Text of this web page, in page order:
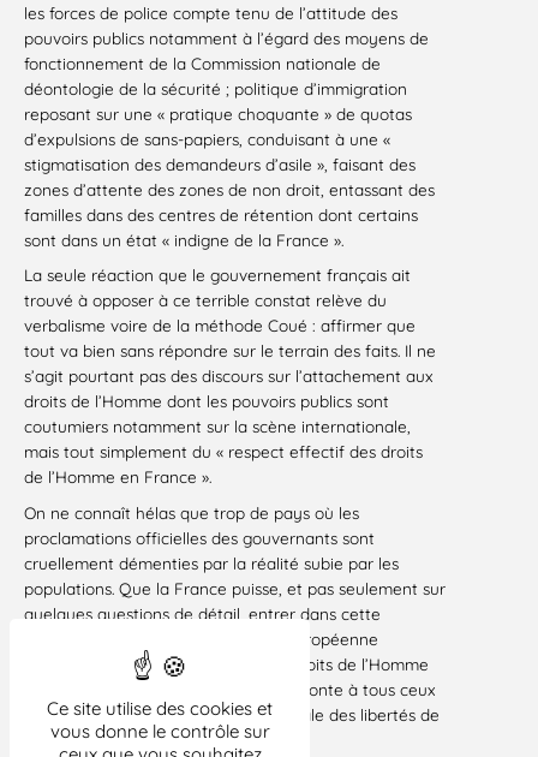
Ce site utilise des cookies et
vous donne le contrôle sur
les forces de police compte tenu de l’attitude des
pouvoirs publics notamment à l’égard des moyens de
fonctionnement de la Commission nationale de
déontologie de la sécurité ; politique d’immigration
reposant sur une « pratique choquante » de quotas
d’expulsions de sans-papiers, conduisant à une «
stigmatisation des demandeurs d’asile », faisant des
zones d’attente des zones de non droit, entassant des
familles dans des centres de rétention dont certains
sont dans un état « indigne de la France ».
La seule réaction que le gouvernement français ait
trouvé à opposer à ce terrible constat relève du
verbalisme voire de la méthode Coué : affirmer que
tout va bien sans répondre sur le terrain des faits. Il ne
s’agit pourtant pas des discours sur l’attachement aux
droits de l’Homme dont les pouvoirs publics sont
coutumiers notamment sur la scène internationale,
mais tout simplement du « respect effectif des droits
de l’Homme en France ».
On ne connaît hélas que trop de pays où les
proclamations officielles des gouvernants sont
cruellement démenties par la réalité subie par les
populations. Que la France puisse, et pas seulement sur
quelques questions de détail, entrer dans cette
catégorie aux yeux de l’institution européenne
gardienne de la démocratie et des droits de l’Homme
ne peut inspirer qu’un sentiment de honte à tous ceux
qui restent attachés à la garantie égale des libertés de
tous.